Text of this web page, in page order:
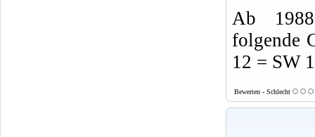
Ab
folgende
12 = SW
Bewerten - Schlecht